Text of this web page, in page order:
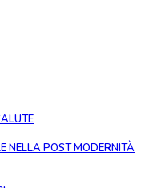
NELLA POST MODERNITÀ